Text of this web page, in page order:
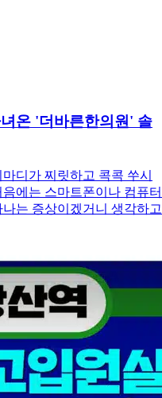
온 '더바른한의원' 솔
디가 찌릿하고 콕콕 쑤시
에는 스마트폰이나 컴퓨터
는 증상이겠거니 생각하고